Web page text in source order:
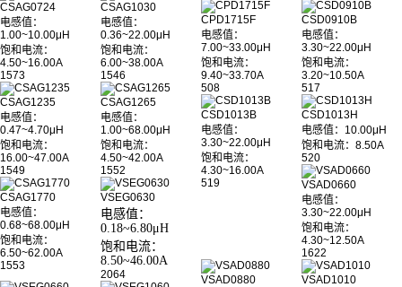
CSAG0724
电感值：
1.00~10.00μH
饱和电流：
4.50~16.00A
1573
CSAG1030
电感值：
0.36~22.00μH
饱和电流：
6.00~38.00A
1546
CSAG1235
电感值：
0.47~4.70μH
饱和电流：
16.00~47.00A
1549
CSAG1265
电感值：
1.00~68.00μH
饱和电流：
4.50~42.00A
1552
CSAG1770
电感值：
0.68~68.00μH
饱和电流：
6.50~62.00A
1553
VSEG0630
电感值：
0.18~6.80μH
饱和电流：
8.50~46.00A
2064
CPD1715F
电感值：
7.00~33.00μH
饱和电流：
9.40~33.70A
508
CSD0910B
电感值：
3.30~22.00μH
饱和电流：
3.20~10.50A
517
CSD1013B
电感值：
3.30~22.00μH
饱和电流：
4.30~16.00A
519
CSD1013H
电感值：10.00μH
饱和电流：8.50A
520
VSAD0660
电感值：
3.30~22.00μH
饱和电流：
4.30~12.50A
1622
VSAD0880
VSAD1010